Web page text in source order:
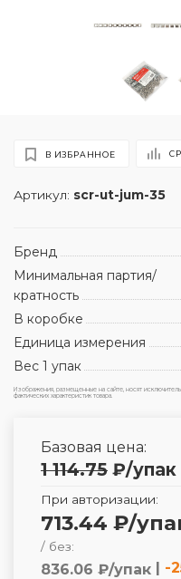
Артикул: scr-ut-jum-35
В ИЗБРАННОЕ
Бренд
Минимальная партия/
кратность
В коробке
Единица измерения
Вес 1 упак
Изображения, размещенные на сайте, носят
фактических характеристик товара.
Базовая цена:
1 114.75 ₽/упак
При авторизации:
713.44 ₽/
/ без:
836.06 ₽/упак | -